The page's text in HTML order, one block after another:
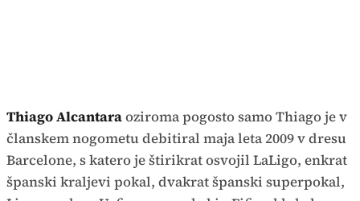
Thiago Alcantaraoziroma pogosto samo Thiago je v
članskem nogometu debitiral maja leta 2009 v dresu
Barcelone, s katero je štirikrat osvojil LaLigo, enkrat
španski kraljevi pokal, dvakrat španski superpokal,